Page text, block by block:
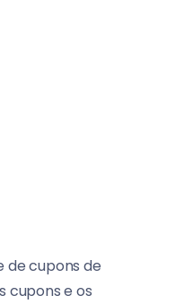
de cupons de
cupons e os